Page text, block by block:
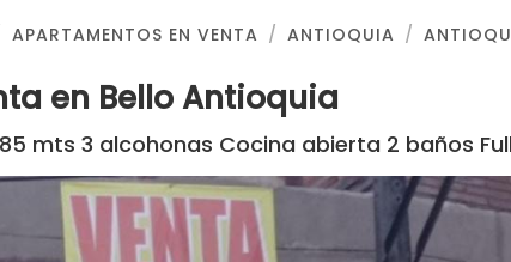
APARTAMENTOS EN VENTA ANTIOQUIA
en Bello Antioquia
mts 3 alcohonas Cocina abierta 2 baños